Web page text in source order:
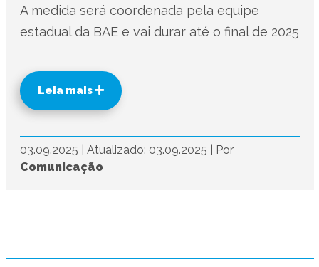
A medida será coordenada pela equipe
estadual da BAE e vai durar até o final de 2025
Leia mais
03.09.2025 Atualizado: 03.09.2025
Por
Comunicação